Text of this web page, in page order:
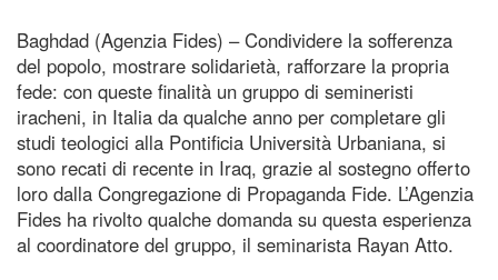
Baghdad (Agenzia Fides) – Condividere la sofferenza
del popolo, mostrare solidarietà, rafforzare la propria
fede: con queste finalità un gruppo di semineristi
iracheni, in Italia da qualche anno per completare gli
studi teologici alla Pontificia Università Urbaniana, si
sono recati di recente in Iraq, grazie al sostegno offerto
loro dalla Congregazione di Propaganda Fide. L’Agenzia
Fides ha rivolto qualche domanda su questa esperienza
al coordinatore del gruppo, il seminarista Rayan Atto.